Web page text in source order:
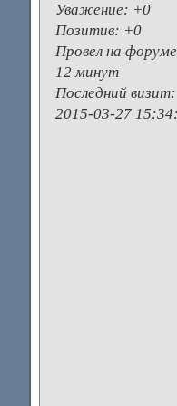
Уважение: +0
Позитив: +0
Провел на
12 минут
Последний визит:
2015-03-27